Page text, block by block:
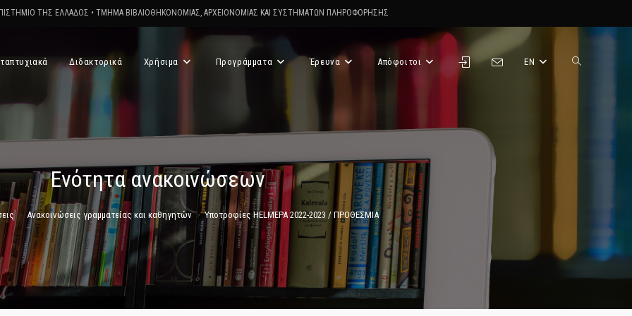
ΤΗΣ ΕΛΛΑΔΟΣ • ΤΜΗΜΑ ΒΙΒΛΙΟΘΗΚΟΝΟΜΙΑΣ, ΑΡΧΕΙΟΝΟΜΙΑΣ ΚΑΙ ΣΥΣΤΗΜΑΤΩΝ ΠΛΗΡΟΦΟΡΗΣΗΣ
Διδακτορικά Χρήσιμα Προγράμματα Έρευνα Απόφοιτοι EN Toggle
Ενότητα ανακοινώσεων
> Ανακοινώσεις γραμματείας και καθηγητών > Υποτροφίες HELMEPA 2022-2023 / ΠΡΟΘΕΣΜΙΑ